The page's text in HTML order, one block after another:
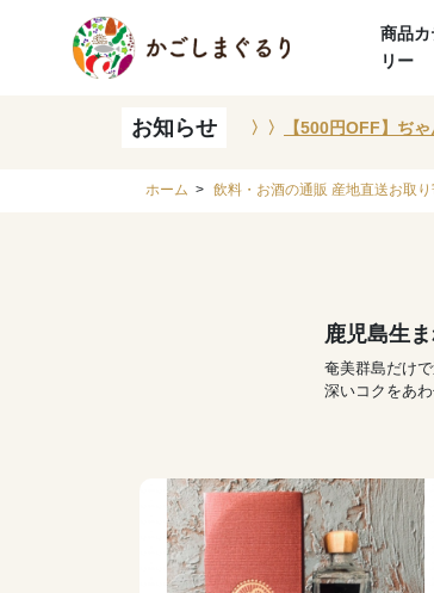
商品カ
リー
お知らせ 〉〉 【500円OFF】ぢ
ホーム > 飲料・お酒の通販 産地直送お取
鹿児島生
奄美群島だけ
深いコクをあ